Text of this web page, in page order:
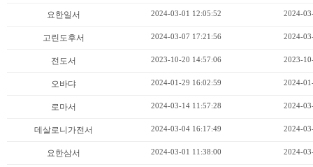
요한일서 2024-03-01 12:05:52 2024-
고린도후서 2024-03-07 17:21:56 2024-
전도서 2023-10-20 14:57:06 2023-
오바댜 2024-01-29 16:02:59 2024-
로마서 2024-03-14 11:57:28 2024-
데살로니가전서 2024-03-04 16:17:49 2024-
요한삼서 2024-03-01 11:38:00 2024-